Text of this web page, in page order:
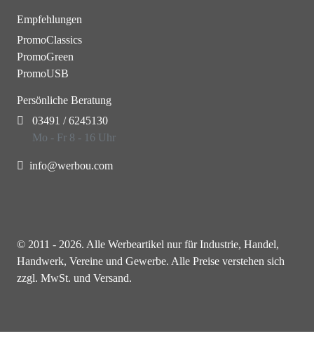
Empfehlungen
PromoClassics
PromoGreen
PromoUSB
Persönliche Beratung
03491 / 6245130
Mo - Fr 8 - 16 Uhr
info@werbou.com
© 2011 - 2026. Alle Werbeartikel nur für Industrie, Handel,
Handwerk, Vereine und Gewerbe. Alle Preise verstehen sich
zzgl. MwSt. und Versand.